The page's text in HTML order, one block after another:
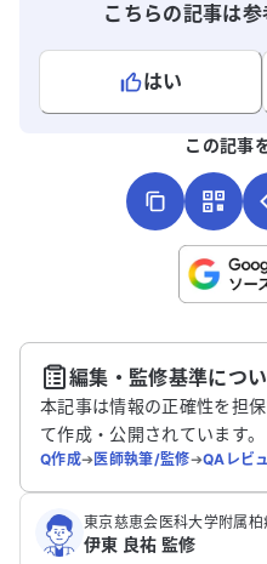
ったように思います
す。診断は顔面麻痺
後どの科を受診すべ
ると助かります。
こちらの記事は
はい
こちらは送信専用のフォー
送
この記事
編集・監修基準につ
本記事は情報の正確性を担
て作成・公開されています。
Q作成➔医師執筆/監修➔QAレビ
東京慈恵会医科大学附属柏
伊東 良祐 監修